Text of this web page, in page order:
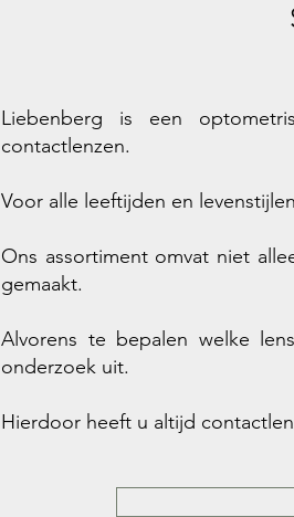
Liebenberg is een
contactlenzen.
Voor alle leeftijden en
Ons assortiment omvat niet
gemaakt.
Alvorens te bepalen welke
onderzoek uit.
Hierdoor heeft u altijd